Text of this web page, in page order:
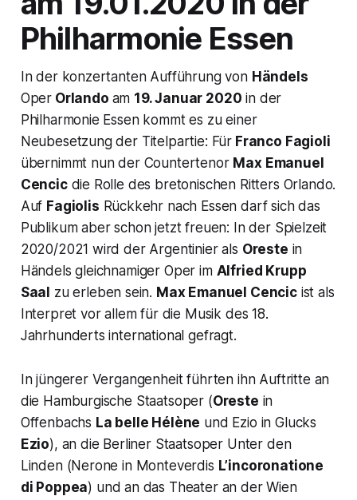
Philharmonie Essen
In der konzertanten Aufführung von Händels
Oper Orlando am 19. Januar 2020 in der
Philharmonie Essen kommt es zu einer
Neubesetzung der Titelpartie: Für Franco Fagioli
übernimmt nun der Countertenor Max Emanuel
Cencicdie Rolle des bretonischen Ritters Orlando.
Auf Fagiolis Rückkehr nach Essen darf sich das
Publikum aber schon jetzt freuen: In der Spielzeit
2020/2021 wird der Argentinier als Oreste in
Händels gleichnamiger Oper im Alfried Krupp
Saal zu erleben sein. Max Emanuel Cencicist als
Interpret vor allem für die Musik des 18.
Jahrhunderts international gefragt.
In jüngerer Vergangenheit führten ihn Auftritte an
die Hamburgische Staatsoper (Oreste in
Offenbachs La belle Hélène und Ezio in Glucks
Ezio), an die Berliner Staatsoper Unter den
Linden (Nerone in Monteverdis L’incoronatione
di Poppea) und an das Theater an der Wien